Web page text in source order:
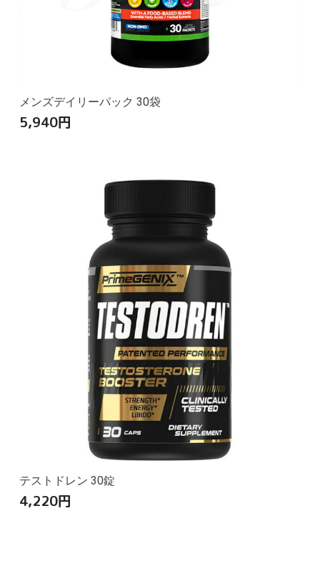
メンズデイリーパック 30袋
5,940円
テストドレン 30錠
4,220円